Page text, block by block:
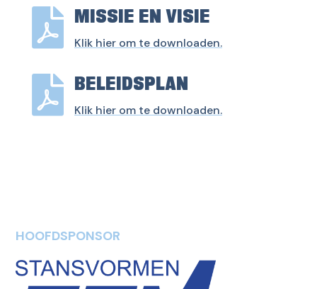
 MISSIE EN VISIE
Klik hier om te downloaden.
 BELEIDSPLAN
Klik hier om te downloaden.
HOOFDSPONSOR